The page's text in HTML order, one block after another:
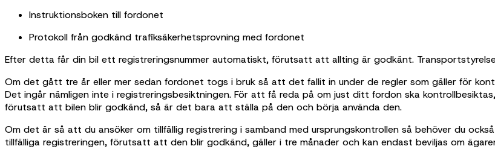
Instruktionsboken till fordonet
Protokoll från godkänd trafiksäkerhetsprovning med fordonet
Efter detta får din bil ett registreringsnummer automatiskt, förutsatt att allting är godkänt.
Om det gått tre år eller mer sedan fordonet togs i bruk så att det fallit in under de regler som gäller för
Det ingår nämligen inte i registreringsbesiktningen. För att få reda på om just ditt fordon ska
förutsatt att bilen blir godkänd, så är det bara att ställa på den och börja använda den.
Om det är så att du ansöker om tillfällig registrering i samband med ursprungskontrollen så behöver du
tillfälliga registreringen, förutsatt att den blir godkänd, gäller i tre månader och kan endast beviljas om